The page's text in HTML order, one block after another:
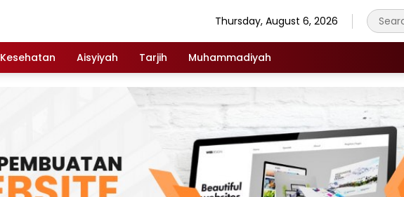
Thursday, August 6, 2026
Kesehatan Aisyiyah Tarjih Muhammadiyah